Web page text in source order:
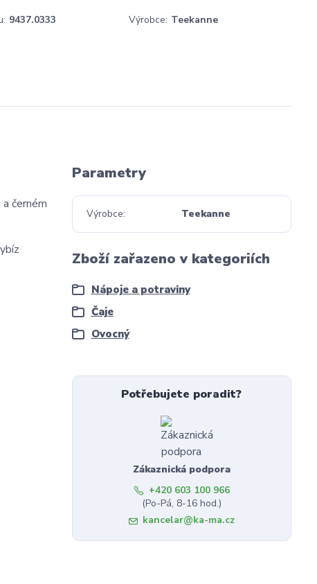
9437.0333 Výrobce: Teekanne
černém
Parametry
Výrobce Teekanne
Zboží zařazeno v kategoriích
Nápoje a potraviny
Čaje
Ovocný
Potřebujete poradit?
Zákaznická podpora
+420 603 100 966
(Po-Pá, 8-16 hod.)
kancelar@ka-ma.cz